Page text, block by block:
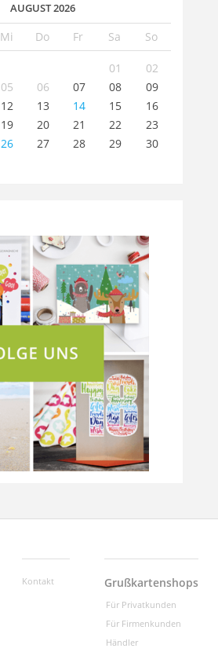
AUGUST 2026
Mi Do Fr Sa So
01
02
05 06 07 08
09
12 13 14 15
16
19 20 21 22
23
26 27 28 29
30
Kontakt Grußkartenshops
Für Privatkunden
Für Firmenkunden
Händler